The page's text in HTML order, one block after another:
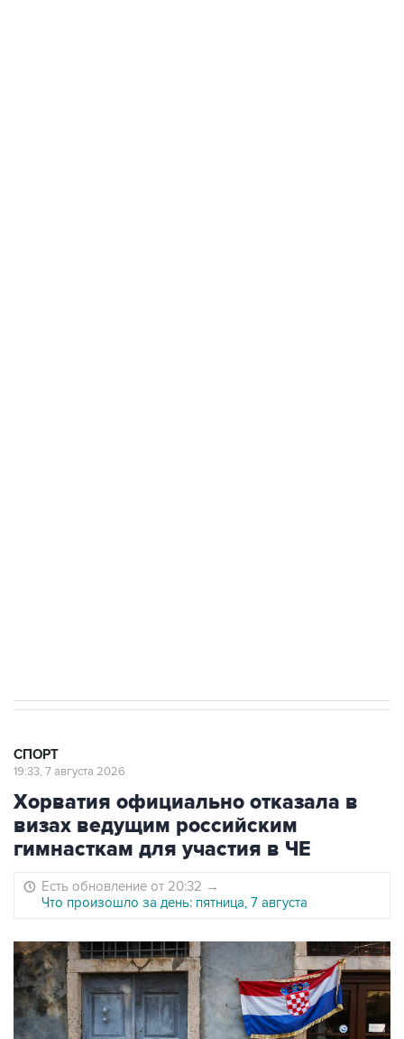
СПОРТ
19:33, 7 августа 2026
Хорватия официально отказала в
визах ведущим российским
гимнасткам для участия в ЧЕ
Есть обновление от 20:32 →
Что произошло за день: пятница, 7 августа